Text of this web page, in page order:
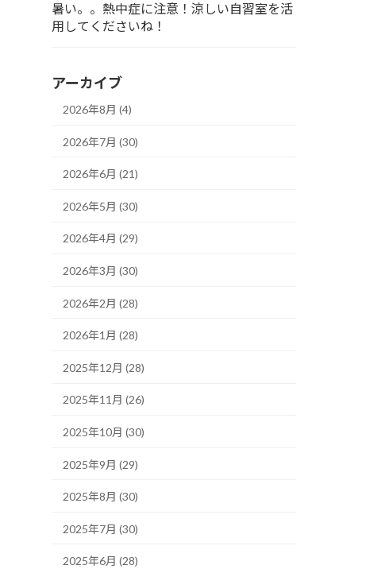
暑い。。熱中症に注意！涼しい自習室を活
用してくださいね！
アーカイブ
2026年8月 (4)
2026年7月 (30)
2026年6月 (21)
2026年5月 (30)
2026年4月 (29)
2026年3月 (30)
2026年2月 (28)
2026年1月 (28)
2025年12月 (28)
2025年11月 (26)
2025年10月 (30)
2025年9月 (29)
2025年8月 (30)
2025年7月 (30)
2025年6月 (28)